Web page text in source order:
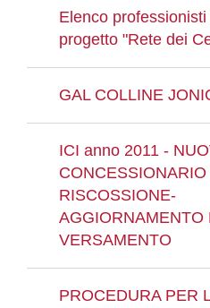
Elenco
progetto "Rete dei
GAL COLLINE
ICI anno 2011 -
RISCOSSIONE-
AGGIORNAMENTO
VERSAMENTO
PROCEDURA PER